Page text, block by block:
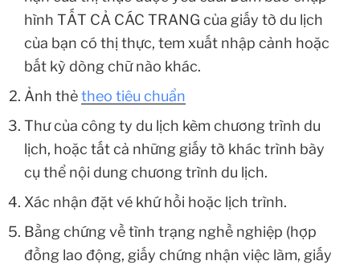
hình TẤT CẢ CÁC TRANG của giấy tờ du lịch
của bạn có thị thực, tem xuất nhập cảnh hoặc
bất kỳ dòng chữ nào khác.
Ảnh thẻtheo tiêu chuẩn
Thư của công ty du lịch kèm chương trình du
lịch, hoặc tất cả những giấy tờ khác trình bày
cụ thể nội dung chương trình du lịch.
Xác nhận đặt vé khứ hồi hoặc lịch trình.
Bằng chứng về tình trạng nghề nghiệp (hợp
đồng lao động, giấy chứng nhận việc làm, giấy